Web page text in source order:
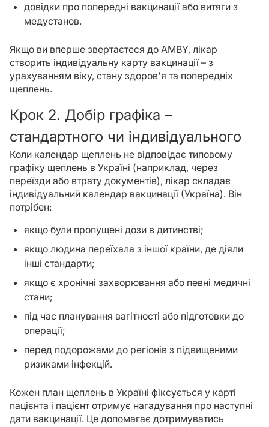
довідки про попередні вакцинації або витяги з
медустанов.
Якщо ви вперше звертаєтеся до AMBY, лікар
створить індивідуальну карту вакцинації – з
урахуванням віку, стану здоров'я та попередніх
щеплень.
Крок 2. Добір графіка –
стандартного чи індивідуального
Коли календар щеплень не відповідає типовому
графіку щеплень в Україні (наприклад, через
переїзди або втрату документів), лікар складає
індивідуальний календар вакцинації (Україна). Він
потрібен:
якщо були пропущені дози в дитинстві;
якщо людина переїхала з іншої країни, де діяли
інші стандарти;
якщо є хронічні захворювання або певні медичні
стани;
під час планування вагітності або підготовки до
операції;
перед подорожами до регіонів з підвищеними
ризиками інфекцій.
Кожен план щеплень в Україні фіксується у карті
пацієнта і пацієнт отримує нагадування про наступні
дати вакцинації. Це допомагає дотримуватись